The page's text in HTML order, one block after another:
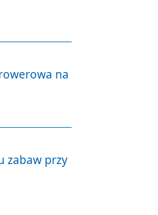
na
zabaw przy